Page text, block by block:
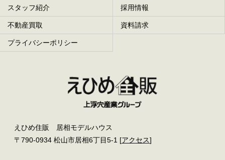
スタッフ紹介 採用情報
不動産買取 資料請求
プライバシーポリシー
えひめ住販 居相モデルハウス
〒790-0934 松山市居相6丁目5-1 [アクセス]